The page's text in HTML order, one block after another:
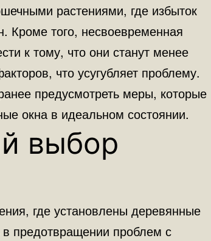
растениями, где избыток
Кроме того, несвоевременная
к тому, что они станут менее
что усугубляет проблему.
предусмотреть меры, которые
окна в идеальном состоянии.
выбор
где установлены деревянные
предотвращении проблем с